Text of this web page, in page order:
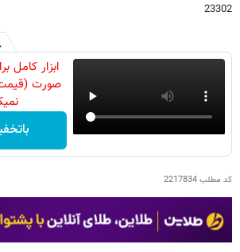
23302
ابزار کامل
صورت (قیمت
کد مطلب2217834